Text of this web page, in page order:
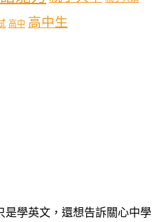
高中 高中生
是學英文，還想告訴關心中學